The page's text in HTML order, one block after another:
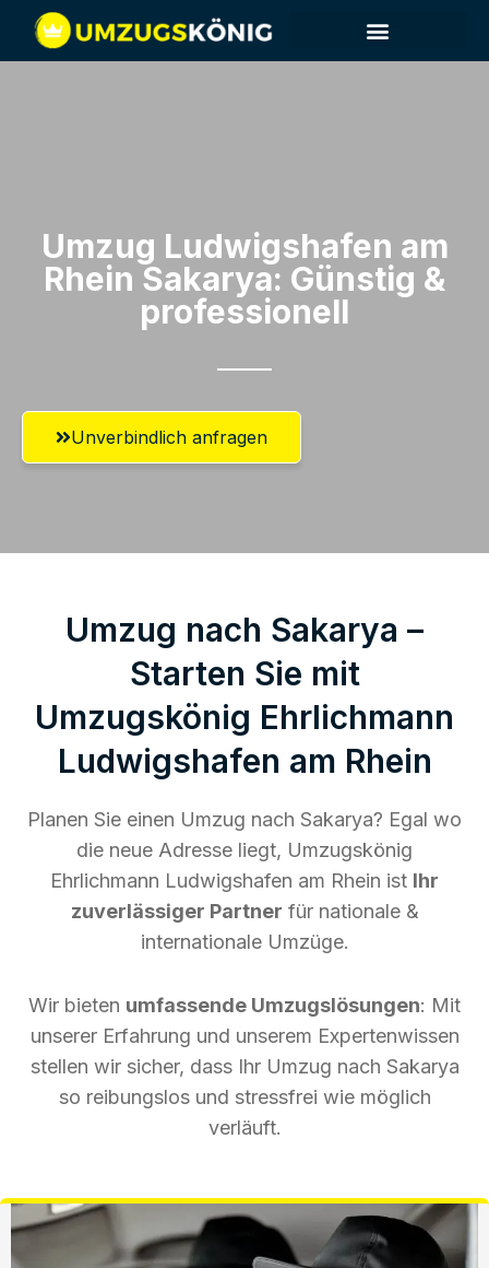
Umzug Ludwigshafen am
Rhein​ Sakarya: Günstig &
professionell​
Unverbindlich anfragen
Umzug nach Sakarya –
Starten Sie mit
Umzugskönig Ehrlichmann
Ludwigshafen am Rhein
Planen Sie einen Umzug nach Sakarya? Egal wo
die neue Adresse liegt, Umzugskönig
Ehrlichmann Ludwigshafen am Rhein ist Ihr
zuverlässiger Partner für nationale &
internationale Umzüge.
Wir bieten umfassende Umzugslösungen: Mit
unserer Erfahrung und unserem Expertenwissen
stellen wir sicher, dass Ihr Umzug nach Sakarya
so reibungslos und stressfrei wie möglich
verläuft.